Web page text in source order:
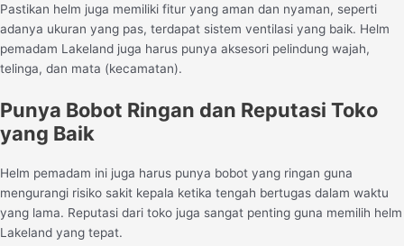
Pastikan helm juga memiliki fitur yang aman dan nyaman, seperti
adanya ukuran yang pas, terdapat sistem ventilasi yang baik. Helm
pemadam Lakeland juga harus punya aksesori pelindung wajah,
telinga, dan mata (kecamatan).
Punya Bobot Ringan dan Reputasi Toko
yang Baik
Helm pemadam ini juga harus punya bobot yang ringan guna
mengurangi risiko sakit kepala ketika tengah bertugas dalam waktu
yang lama. Reputasi dari toko juga sangat penting guna memilih helm
Lakeland yang tepat.